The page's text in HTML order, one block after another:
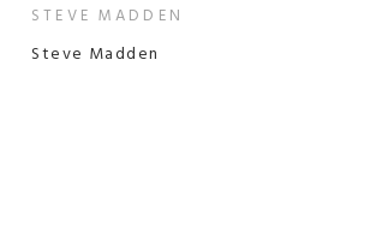
STEVE MADDEN
Steve Madden